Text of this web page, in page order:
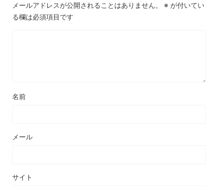
メールアドレスが公開されることはありません。 ※ が付いてい
る欄は必須項目です
名前
メール
サイト